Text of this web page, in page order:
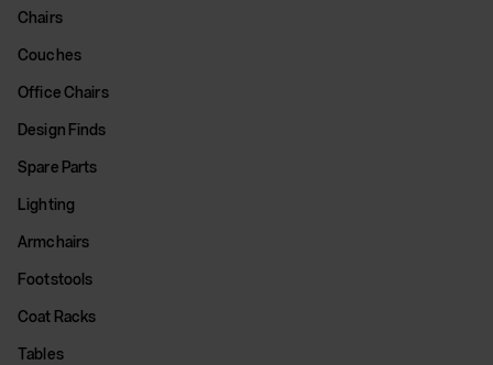
Chairs
Couches
Office Chairs
Design Finds
Spare Parts
Lighting
Armchairs
Footstools
Coat Racks
Tables